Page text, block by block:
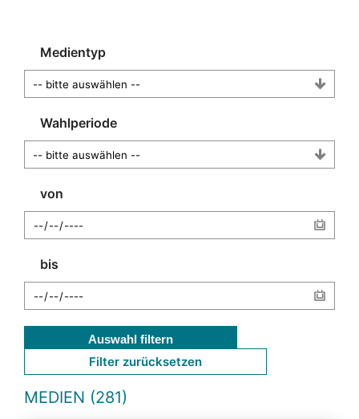
Medientyp
Wahlperiode
von
bis
Auswahl filtern
Filter zurücksetzen
MEDIEN (281)